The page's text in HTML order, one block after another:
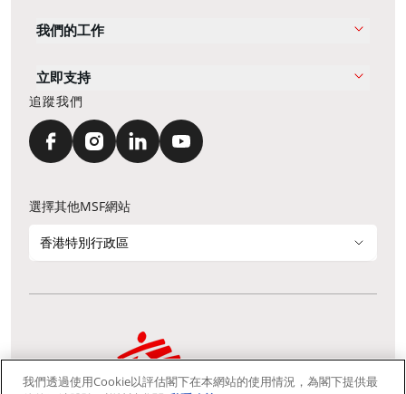
我們的工作
立即支持
追蹤我們
選擇其他MSF網站
香港特別行政區
我們透過使用Cookie以評估閣下在本網站的使用情況，為閣下提供最